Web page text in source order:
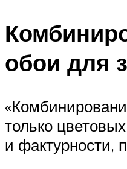
обои для
только
и фактурности,